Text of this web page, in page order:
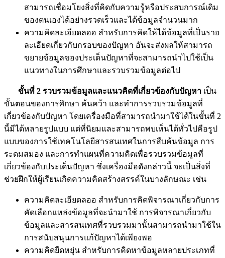
สามารถเชื่อมโยงสิ่งที่คิดกับความรู้หรือประสบการณ์เดิม
ของตนเองได้อย่างรวดเร็วและได้ข้อมูลจำนวนมาก
ความคิดละเอียดลออ สำหรับการคิดให้ได้ข้อมูลที่เป็นราย
ละเอียดเกี่ยวกับกรอบของปัญหา อันจะส่งผลให้สามารถ
ขยายข้อมูลของประเด็นปัญหาที่จะสามารถนำไปใช้เป็น
แนวทางในการศึกษาและรวบรวมข้อมูลต่อไป
ขั้นที่ 2 รวบรวมข้อมูลและแนวคิดที่เกี่ยวข้องกับปัญหา เป็น
ขั้นตอนของการศึกษา ค้นคว้า และทำการรวบรวมข้อมูลที่
เกี่ยวข้องกับปัญหา โดยเครื่องมือที่สามารถนำมาใช้ได้ในขั้นที่ 2
นี้มีได้หลายรูปแบบ แต่ที่นิยมและสามารถพบเห็นได้ทั่วไปคือรูป
แบบของการใช้เทคโนโลยีสารสนเทศในการสืบค้นข้อมูล การ
ระดมสมอง และการทำแผนที่ความคิดเพื่อรวบรวมข้อมูลที่
เกี่ยวข้องกับประเด็นปัญหา ซึ่งเครื่องมือดังกล่าวนี้ จะเป็นสิ่งที่
ช่วยฝึกให้ผู้เรียนเกิดความคิดสร้างสรรค์ในบางลักษณะ เช่น
ความคิดละเอียดลออ สำหรับการคิดพิจารณาเกี่ยวกับการ
คัดเลือกแหล่งข้อมูลที่จะนำมาใช้ การพิจารณาเกี่ยวกับ
ข้อมูลและสารสนเทศที่รวบรวมมานั้นสามารถนำมาใช้ใน
การสนับสนุนการแก้ปัญหาได้เพียงพอ
ความคิดยืดหยุ่น สำหรับการคิดหาข้อมูลหลายประเภทที่